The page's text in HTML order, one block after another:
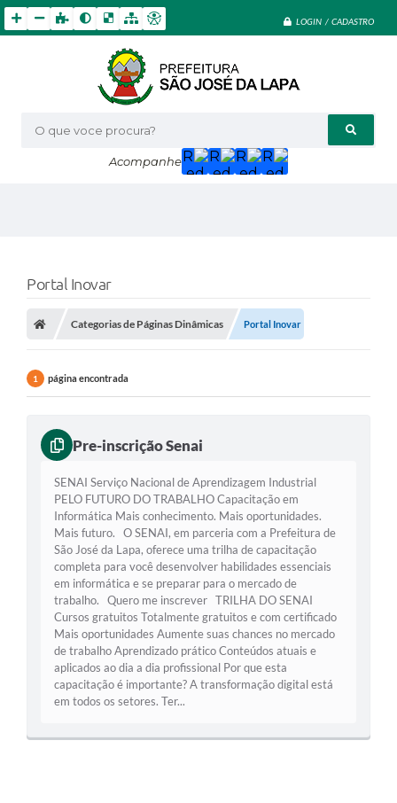
LOGIN / CADASTRO
O que voce procura?
Acompanhe
Portal Inovar
Categorias de Páginas Dinâmicas Portal Inovar
1 página encontrada
Pre-inscrição Senai
SENAI Serviço Nacional de Aprendizagem Industrial
PELO FUTURO DO TRABALHO Capacitação em
Informática Mais conhecimento. Mais oportunidades.
Mais futuro. O SENAI, em parceria com a Prefeitura de
São José da Lapa, oferece uma trilha de capacitação
completa para você desenvolver habilidades essenciais
em informática e se preparar para o mercado de
trabalho. Quero me inscrever TRILHA DO SENAI
Cursos gratuitos Totalmente gratuitos e com certificado
Mais oportunidades Aumente suas chances no mercado
de trabalho Aprendizado prático Conteúdos atuais e
aplicados ao dia a dia profissional Por que esta
capacitação é importante? A transformação digital está
em todos os setores. Ter...